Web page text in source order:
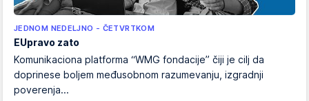
JEDNOM NEDELJNO - ČETVRTKOM
EUpravo zato
Komunikaciona platforma “WMG fondacije” čiji je cilj da
doprinese boljem međusobnom razumevanju, izgradnji
poverenja...